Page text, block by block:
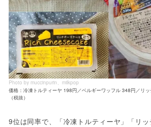
Photo by muccinpurin、milkpop
価格：冷凍トルティーヤ 198円／ベルギーワッフル 348円／リ
（税抜）
9位は同率で、「冷凍トルティーヤ」「リッ